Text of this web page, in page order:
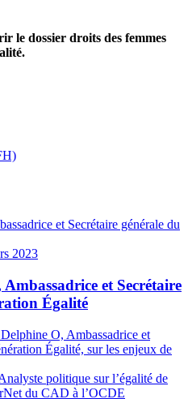
le dossier droits des femmes
2023
et Secrétaire
Égalité
O, Ambassadrice et
Égalité, sur les enjeux de